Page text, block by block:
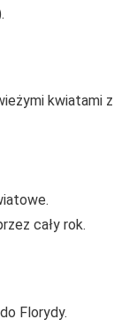
kwiatami z
cały rok.
Florydy.